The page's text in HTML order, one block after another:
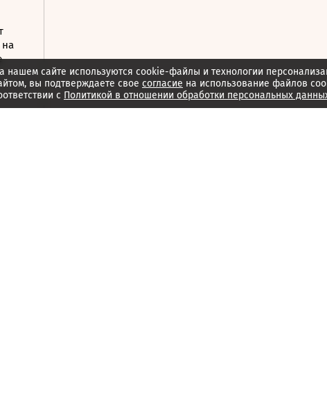
на
нашем сайте используются cookie-файлы и технологии
вы подтверждаете свое согласие на использование файлов
с Политикой в отношении обработки персональных